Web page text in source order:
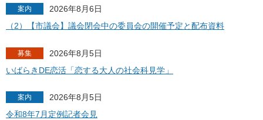
案内
2026年8月6日
（2）【市議会】議会閉会中の委員会の開催予定と配布資料
募集
2026年8月5日
いばらきDE恋活「恋する大人の社会科見学」
案内
2026年8月5日
令和8年7月定例記者会見